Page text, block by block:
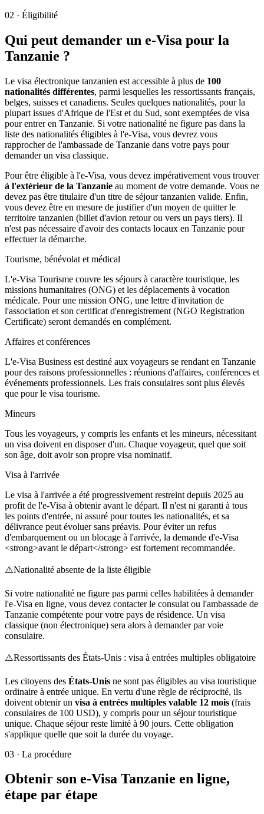
02 · Éligibilité
Qui peut demander un e-Visa pour la
Tanzanie ?
Le visa électronique tanzanien est accessible à plus de 100
nationalités différentes, parmi lesquelles les ressortissants français,
belges, suisses et canadiens. Seules quelques nationalités, pour la
plupart issues d'Afrique de l'Est et du Sud, sont exemptées de visa
pour entrer en Tanzanie. Si votre nationalité ne figure pas dans la
liste des nationalités éligibles à l'e-Visa, vous devrez vous
rapprocher de l'ambassade de Tanzanie dans votre pays pour
demander un visa classique.
Pour être éligible à l'e-Visa, vous devez impérativement vous trouver
à l'extérieur de la Tanzanie au moment de votre demande. Vous ne
devez pas être titulaire d'un titre de séjour tanzanien valide. Enfin,
vous devez être en mesure de justifier d'un moyen de quitter le
territoire tanzanien (billet d'avion retour ou vers un pays tiers). Il
n'est pas nécessaire d'avoir des contacts locaux en Tanzanie pour
effectuer la démarche.
Tourisme, bénévolat et médical
L'e-Visa Tourisme couvre les séjours à caractère touristique, les
missions humanitaires (ONG) et les déplacements à vocation
médicale. Pour une mission ONG, une lettre d'invitation de
l'association et son certificat d'enregistrement (NGO Registration
Certificate) seront demandés en complément.
Affaires et conférences
L'e-Visa Business est destiné aux voyageurs se rendant en Tanzanie
pour des raisons professionnelles : réunions d'affaires, conférences et
événements professionnels. Les frais consulaires sont plus élevés
que pour le visa tourisme.
Mineurs
Tous les voyageurs, y compris les enfants et les mineurs, nécessitant
un visa doivent en disposer d'un. Chaque voyageur, quel que soit
son âge, doit avoir son propre visa nominatif.
Visa à l'arrivée
Le visa à l'arrivée a été progressivement restreint depuis 2025 au
profit de l'e-Visa à obtenir avant le départ. Il n'est ni garanti à tous
les points d'entrée, ni assuré pour toutes les nationalités, et sa
délivrance peut évoluer sans préavis. Pour éviter un refus
d'embarquement ou un blocage à l'arrivée, la demande d'e-Visa
<strong>avant le départ</strong> est fortement recommandée.
⚠️Nationalité absente de la liste éligible
Si votre nationalité ne figure pas parmi celles habilitées à demander
l'e-Visa en ligne, vous devez contacter le consulat ou l'ambassade de
Tanzanie compétente pour votre pays de résidence. Un visa
classique (non électronique) sera alors à demander par voie
consulaire.
⚠️Ressortissants des États-Unis : visa à entrées multiples obligatoire
Les citoyens des États-Unis ne sont pas éligibles au visa touristique
ordinaire à entrée unique. En vertu d'une règle de réciprocité, ils
doivent obtenir un visa à entrées multiples valable 12 mois (frais
consulaires de 100 USD), y compris pour un séjour touristique
unique. Chaque séjour reste limité à 90 jours. Cette obligation
s'applique quelle que soit la durée du voyage.
03 · La procédure
Obtenir son e-Visa Tanzanie en ligne,
étape par étape